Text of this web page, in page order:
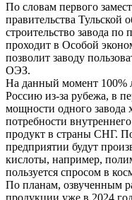
По словам первого
правительства Тульской
строительство завода
проходит в Особой
позволит заводу
ОЭЗ.
На данный момент 100%
Россию из-за рубежа, в
мощности одного завода
потребности
продукт в страны СНГ.
предприятии будут
кислоты, например,
пользуется спросом в
По планам, озвученным